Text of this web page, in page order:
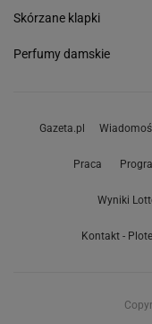
Skórzane klapki
Perfumy damskie
Gazeta.pl
Praca
Wyniki
Kontakt -